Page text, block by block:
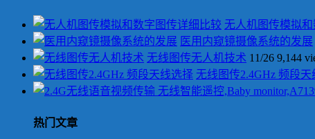
无人机图传模拟
医用内窥镜摄像系统的发展
无线图传无人机技术 11/26 9,144
无线图传2.4GHz 频段天
热门文章